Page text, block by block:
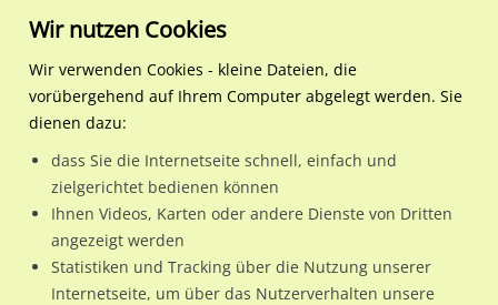
Regionale Plakatwerbung
Nordrhein-
Gütersloh, Stadt
Eickhoffstr/Kökerstr/WE
Eickhoffstr/Kökerstr/WE lks
Wir nutzen Cookies
Wir verwenden Cookies - kleine Dateien, die
vorübergehend auf Ihrem Computer abgelegt werden. Sie
dienen dazu:
dass Sie die Internetseite schnell, einfach und
zielgerichtet bedienen können
Ihnen Videos, Karten oder andere Dienste von Dritten
angezeigt werden
Statistiken und Tracking über die Nutzung unserer
Internetseite, um über das Nutzerverhalten unsere